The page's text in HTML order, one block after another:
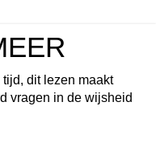
dit lezen maakt
vragen in de wijsheid